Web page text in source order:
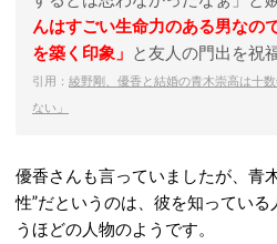
んはすごい生命力のある男なの
を築く印象」 と友人の門出を祝
引用： 綾野剛、優香と結婚の青木崇高は十
ない」
優香さんも言っていましたが、青
性”だというのは、彼を知ってい
うほどの人物のようです。